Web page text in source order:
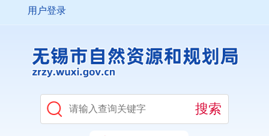
用户登录